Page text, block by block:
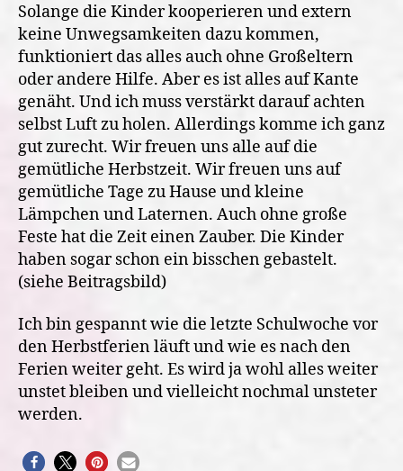
Solange die Kinder kooperieren und extern
keine Unwegsamkeiten dazu kommen,
funktioniert das alles auch ohne Großeltern
oder andere Hilfe. Aber es ist alles auf Kante
genäht. Und ich muss verstärkt darauf achten
selbst Luft zu holen. Allerdings komme ich ganz
gut zurecht. Wir freuen uns alle auf die
gemütliche Herbstzeit. Wir freuen uns auf
gemütliche Tage zu Hause und kleine
Lämpchen und Laternen. Auch ohne große
Feste hat die Zeit einen Zauber. Die Kinder
haben sogar schon ein bisschen gebastelt.
(siehe Beitragsbild)
Ich bin gespannt wie die letzte Schulwoche vor
den Herbstferien läuft und wie es nach den
Ferien weiter geht. Es wird ja wohl alles weiter
unstet bleiben und vielleicht nochmal unsteter
werden.